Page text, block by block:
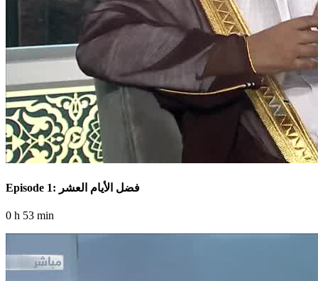
Episode 1: فضل الأيام العشر
0 h 53 min